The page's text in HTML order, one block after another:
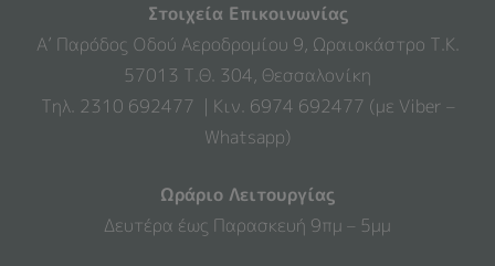
Στοιχεία Επικοινωνίας
Α’ Παρόδος Οδού Αεροδρομίου 9, Ωραιοκάστρο Τ.Κ.
57013 Τ.Θ. 304, Θεσσαλονίκη
Τηλ. 2310 692477 | Κιν. 6974 692477 (με Viber –
Whatsapp)
Ωράριο Λειτουργίας
Δευτέρα έως Παρασκευή 9πμ – 5μμ